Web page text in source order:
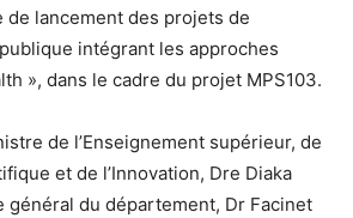
lancement des projets de
intégrant les approches
», dans le cadre du projet MPS103.
de l’Enseignement supérieur, de
et de l’Innovation, Dre Diaka
général du département, Dr Facinet